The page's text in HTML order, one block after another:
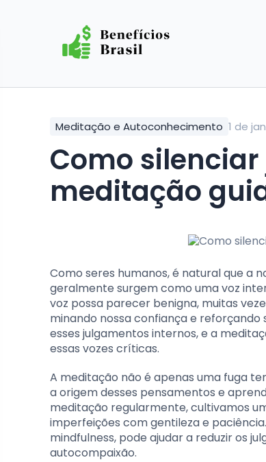
Meditação e Autoconhecimento 1 de
Como silenciar julgamentos internos com
meditação
Como seres humanos, é natural que a
geralmente surgem como uma voz
voz possa parecer benigna, muitas
minando nossa confiança e
esses julgamentos internos, e a
essas vozes críticas.
A meditação não é apenas uma fuga
a origem desses pensamentos e
meditação regularmente, cultivamos
imperfeições com gentileza e
mindfulness, pode ajudar a reduzir os
autocompaixão.